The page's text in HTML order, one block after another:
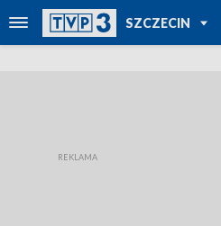
SZCZECIN
TVP REGIONY